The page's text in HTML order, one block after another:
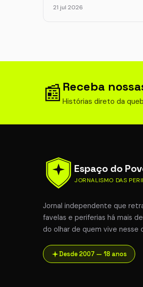
21 jul 2026
📰 Receba
Histórias direto da
Espaço do
JORNALISMO DAS
Jornal independente que
favelas e periferias há mais
do olhar de quem vive nesse
Desde 2007 — 18 anos